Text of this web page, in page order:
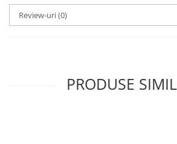
ANTHEMION GREY
ORCHARD
SERENDIPITY WHITE
Review-uri(0)
PRODUSE